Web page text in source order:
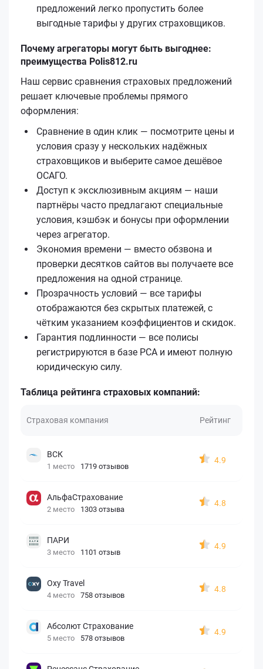
предложений легко пропустить более
выгодные тарифы у других страховщиков.
Почему агрегаторы могут быть выгоднее:
преимущества Polis812.ru
Наш сервис сравнения страховых предложений
решает ключевые проблемы прямого
оформления:
Сравнение в один клик — посмотрите цены и
условия сразу у нескольких надёжных
страховщиков и выберите самое дешёвое
ОСАГО.
Доступ к эксклюзивным акциям — наши
партнёры часто предлагают специальные
условия, кэшбэк и бонусы при оформлении
через агрегатор.
Экономия времени — вместо обзвона и
проверки десятков сайтов вы получаете все
предложения на одной странице.
Прозрачность условий — все тарифы
отображаются без скрытых платежей, с
чётким указанием коэффициентов и скидок.
Гарантия подлинности — все полисы
регистрируются в базе РСА и имеют полную
юридическую силу.
Таблица рейтинга страховых компаний:
Страховая компания Рейтинг
ВСК
1 место 1719 отзывов
4.9
АльфаСтрахование
2 место 1303 отзыва
4.8
ПАРИ
3 место 1101 отзыв
4.9
Oxy Travel
4 место 758 отзывов
4.8
Абсолют Страхование
5 место 578 отзывов
4.9